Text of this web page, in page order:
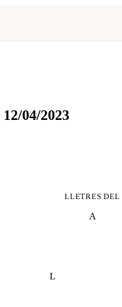
12/04/2023
LLETRES DEL
A
L